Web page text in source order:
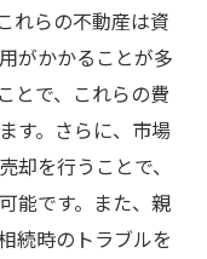
れらの不動産は資
がかかることが多
とで、これらの費
す。さらに、市場
却を行うことで、
能です。また、親
続時のトラブルを